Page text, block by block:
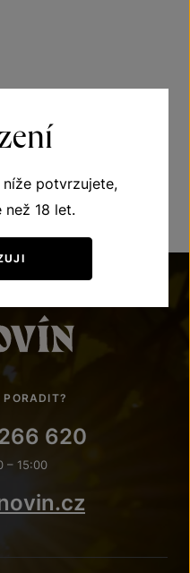
PORADIT?
620
– 15:00
potvrzujete,
než 18 let.